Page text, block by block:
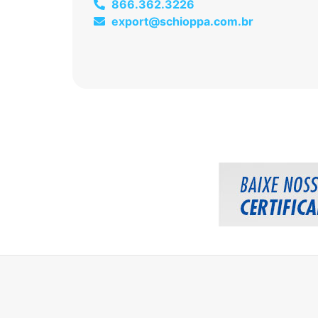
866.362.3226
export@schioppa.com.br